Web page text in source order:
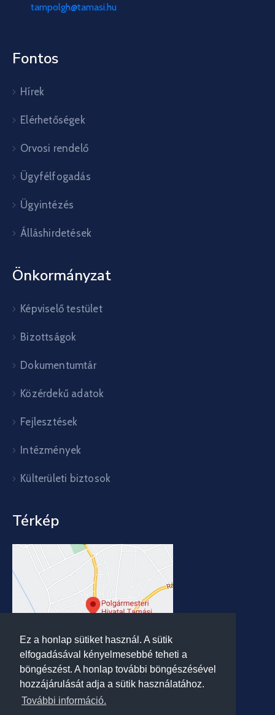
Ez a honlap sütiket használ. A sütik
elfogadásával kényelmesebbé teheti a
böngészést. A honlap további böngészésével
hozzájárulását adja a sütik használatához.
További információ.
tampolgh@tamasi.hu
Fontos
Hírek
Elérhetőségek
Orvosi rendelő
Ügyfélfogadás
Ügyintézés
Álláshirdetések
Önkormányzat
Képviselő testület
Bizottságok
Dokumentumtár
Közérdekű adatok
Fejlesztések
Intézmények
Külterületi biztosok
Térkép